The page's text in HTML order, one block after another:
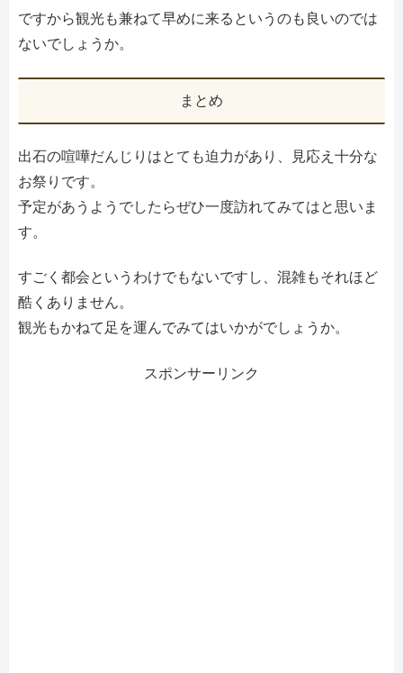
ですから観光も兼ねて早めに来るというのも良いのでは
ないでしょうか。
まとめ
出石の喧嘩だんじりはとても迫力があり、見応え十分な
お祭りです。
予定があうようでしたらぜひ一度訪れてみてはと思いま
す。
すごく都会というわけでもないですし、混雑もそれほど
酷くありません。
観光もかねて足を運んでみてはいかがでしょうか。
スポンサーリンク